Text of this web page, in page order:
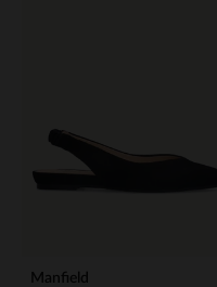
Manfield